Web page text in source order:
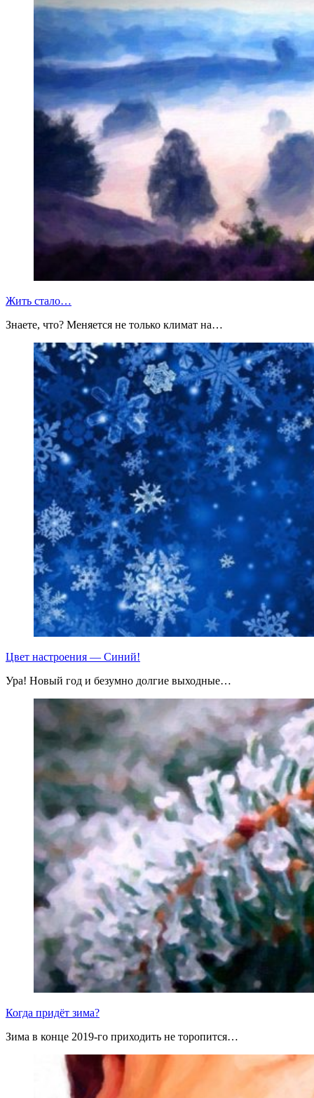
Жить стало…
Знаете, что? Меняется не только климат на…
Цвет настроения — Синий!
Ура! Новый год и безумно долгие выходные…
Когда придёт зима?
Зима в конце 2019-го приходить не торопится…